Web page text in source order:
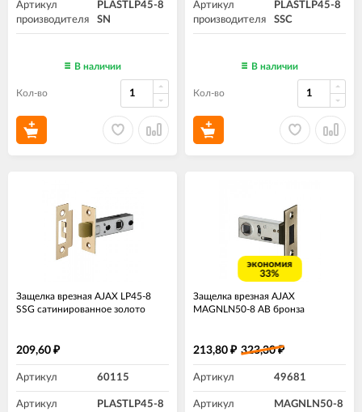
Артикул
производителя
PLASTLP45-8
SN
В наличии
Кол-во
Артикул
производителя
PLASTLP45-8
SSC
В наличии
Кол-во
Защелка врезная AJAX LP45-8
SSG сатинированное золото
209,60 ₽
Артикул 60115
Артикул
PLASTLP45-8
экономия
33%
Защелка врезная AJAX
MAGNLN50-8 AB бронза
213,80 ₽ 323,30₽
Артикул 49681
Артикул
MAGNLN50-8